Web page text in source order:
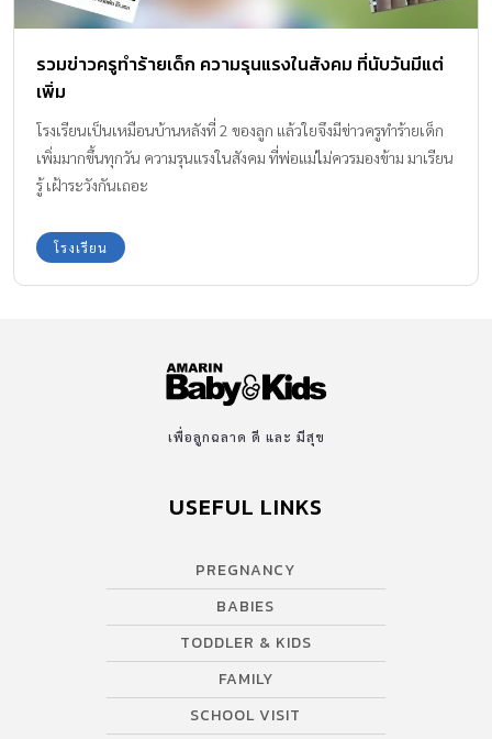
รวมข่าวครูทำร้ายเด็ก ความรุนแรงในสังคม ที่นับวันมีแต่
เพิ่ม
โรงเรียนเป็นเหมือนบ้านหลังที่ 2 ของลูก แล้วใยจึงมีข่าวครูทำร้ายเด็ก
เพิ่มมากขึ้นทุกวัน ความรุนแรงในสังคม ที่พ่อแม่ไม่ควรมองข้าม มาเรียน
รู้ เฝ้าระวังกันเถอะ
โรงเรียน
เพื่อลูกฉลาด ดี และ มีสุข
USEFUL LINKS
PREGNANCY
BABIES
TODDLER & KIDS
FAMILY
SCHOOL VISIT